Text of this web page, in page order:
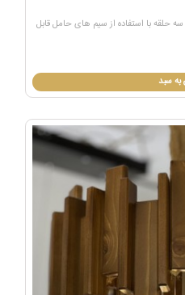
حلقه با استفاده از سیم های حامل قابل
به سبد